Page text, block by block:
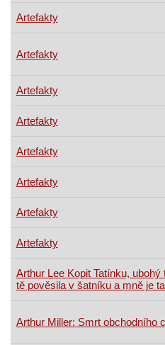
Artefakty
Artefakty
Artefakty
Artefakty
Artefakty
Artefakty
Artefakty
Artefakty
Arthur Lee Kopit Tatínku,
tě pověsila v šatníku a mně je
Arthur Miller: Smrt obchodního